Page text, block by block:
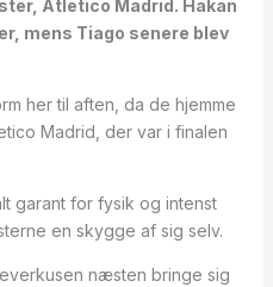
Atletico Madrid. Hakan
mens Tiago senere blev
her til aften, da de hjemme
Madrid, der var i finalen
garant for fysik og intenst
en skygge af sig selv.
næsten bringe sig